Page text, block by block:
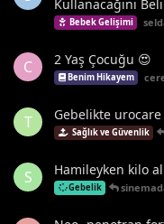
Kullanacağını
Bebek Gelişimi
C 2 Yaş Çocuğu 😍
Benim Hikayem
T Gebelikte
Sağlık ve Güvenlik
S Hamileyken kilo
Gebelik